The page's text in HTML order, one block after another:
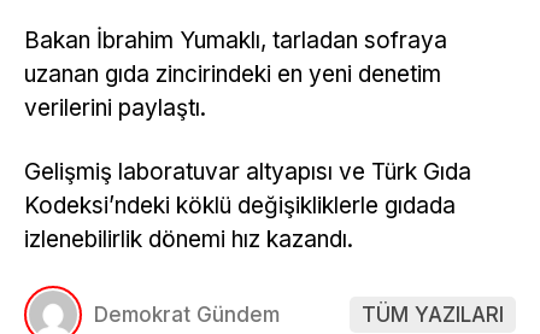
Bakan İbrahim Yumaklı, tarladan sofraya
uzanan gıda zincirindeki en yeni denetim
verilerini paylaştı.
Gelişmiş laboratuvar altyapısı ve Türk Gıda
Kodeksi’ndeki köklü değişikliklerle gıdada
izlenebilirlik dönemi hız kazandı.
Demokrat Gündem TÜM YAZILARI